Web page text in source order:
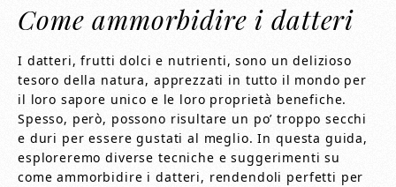
Come ammorbidire i datteri
I datteri, frutti dolci e nutrienti, sono un delizioso
tesoro della natura, apprezzati in tutto il mondo per
il loro sapore unico e le loro proprietà benefiche.
Spesso, però, possono risultare un po’ troppo secchi
e duri per essere gustati al meglio. In questa guida,
esploreremo diverse tecniche e suggerimenti su
come ammorbidire i datteri, rendendoli perfetti per